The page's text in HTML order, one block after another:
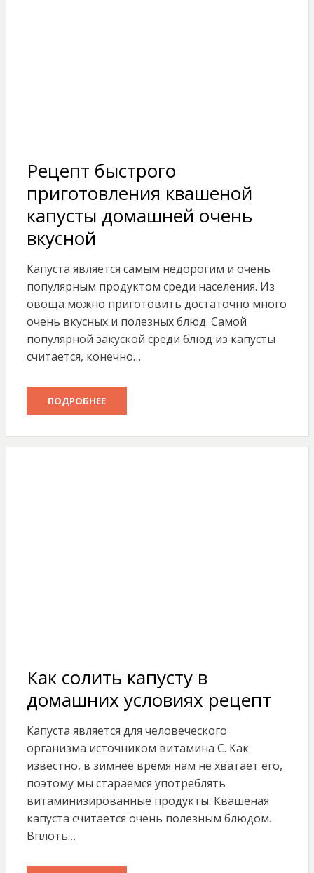
Рецепт быстрого
приготовления квашеной
капусты домашней очень
вкусной
Капуста является самым недорогим и очень
популярным продуктом среди населения. Из
овоща можно приготовить достаточно много
очень вкусных и полезных блюд. Самой
популярной закуской среди блюд из капусты
считается, конечно…
ПОДРОБНЕЕ
Как солить капусту в
домашних условиях рецепт
Капуста является для человеческого
организма источником витамина С. Как
известно, в зимнее время нам не хватает его,
поэтому мы стараемся употреблять
витаминизированные продукты. Квашеная
капуста считается очень полезным блюдом.
Вплоть…